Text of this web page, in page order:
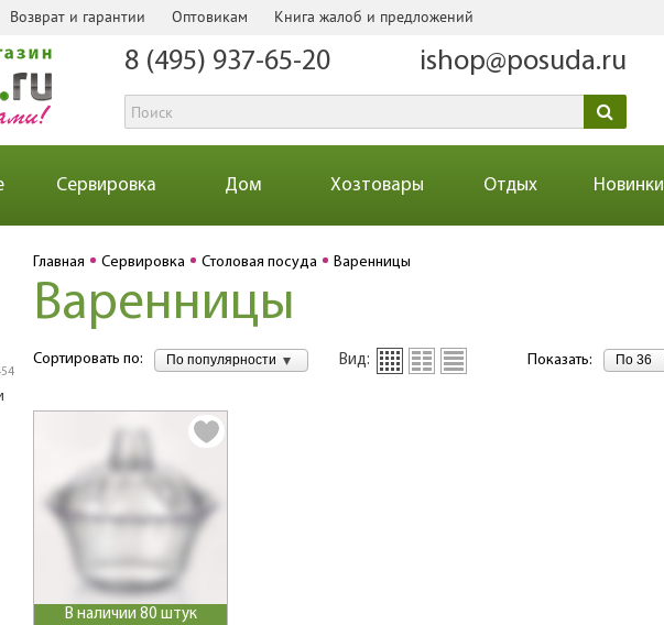
Возврат и гарантии Оптовикам Книга жалоб и предложений
8 (495) 937-65-20 ishop@posuda.ru
Сервировка Дом Хозтовары Отдых Новинки
Главная Сервировка Столовая посуда Варенницы
Варенницы
Сортировать по: По популярности Вид: Показать: По 36
В наличии 80 штук